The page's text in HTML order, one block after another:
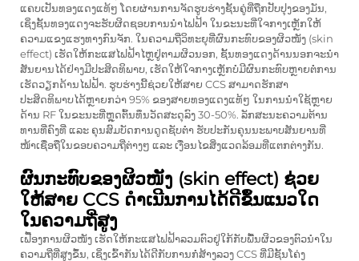
ແຄບເປັນທອງແດງແທ້ໆ ໂດຍຜ່ານການຈັດຮູບຮ່າງຊັ້ນຄູ່ທີ່ຖືກປັບປຸງຂອງມັນ,
ເຊິ່ງຊັ້ນທອງແດງຈະຮັບຜິດຊອບການນຳໄຟຟ້າ ໃນຂະນະທີ່ໃຈກາງເຫຼັກໃຫ້
ຄວາມແຂງແຮງທາງກົນຈັກ. ໃນຄວາມຖີ່ວິທະຍຸທີ່ຜົນກະທົບຂອງຜິວໜັງ (skin
effect) ເຮັດໃຫ້ກະແສໄຟຟ້າໄຫຼຢູ່ຕາມຜິວນອກ, ຊັ້ນທອງແດງດ້ານນອກຈະນຳ
ສັນຍານໄດ້ຢ່າງມີປະສິດທິພາບ, ເຮັດໃຫ້ໃຈກາງເຫຼັກບໍ່ມີຜົນກະທົບຫຼາຍຕໍ່ການ
ເຮັດວຽກດ້ານໄຟຟ້າ. ຮູບຮ່າງນີ້ຊ່ວຍໃຫ້ສາຍ CCS ສາມາດຮັກສາ
ປະສິດທິພາບໄດ້ຫຼາຍກວ່າ 95% ຂອງສາຍທອງແດງແທ້ໆ ໃນການນຳໃຊ້ຫຼາຍ
ດ້ານ RF ໃນຂະນະທີ່ຫຼຸດຕົ້ນທຶນວັດສະດຸລົງ 30-50%. ລັກສະນະຄວາມຕ້ານ
ທານທີ່ຄົງທີ່ ແລະ ຄຸນສົມບັດການດູດຊັບຕ່ຳ ຮັບປະກັນຄຸນນະພາບສັນຍານທີ່
ໜ້າເຊື່ອຖືໃນຂອບຄວາມຖີ່ຕ່າງໆ ແລະ ເງື່ອນໄຂສິ່ງແວດລ້ອມທີ່ແຕກຕ່າງກັນ.
ຜົນກະທົບຂອງຜິວໜັງ (skin effect) ຊ່ວຍ
ໃຫ້ສາຍ CCS ດຳເນີນການໄດ້ດີຂຶ້ນແນວໃດ
ໃນຄວາມຖີ່ສູງ
ເຟື້ອງການຜິວໜັງ ເຮັດໃຫ້ກະແສໄຟຟ້າລວມຕົວຢູ່ໃກ້ກັບພື້ນຜິວຂອງຕົວນຳໃນ
ຄວາມຖີ່ທີ່ສູງຂຶ້ນ, ເຊິ່ງເຂົ້າກັນໄດ້ດີກັບການກໍ່ສ້າງລວງ CCS ທີ່ມີຊັ້ນໂຄ່ງ